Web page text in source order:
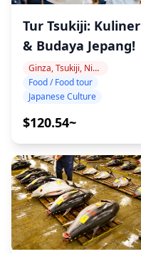
Tur Tsukiji: Kuliner
& Budaya Jepang!
Ginza, Tsukiji, Nihonbashi
Food / Food tour
Japanese Culture
$120.54~